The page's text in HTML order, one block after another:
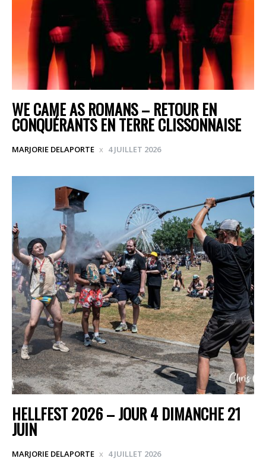
WE CAME AS ROMANS – RETOUR EN
CONQUÉRANTS EN TERRE CLISSONNAISE
MARJORIE DELAPORTE 4 JUILLET 2026
HELLFEST 2026 – JOUR 4 DIMANCHE 21
JUIN
MARJORIE DELAPORTE 4 JUILLET 2026